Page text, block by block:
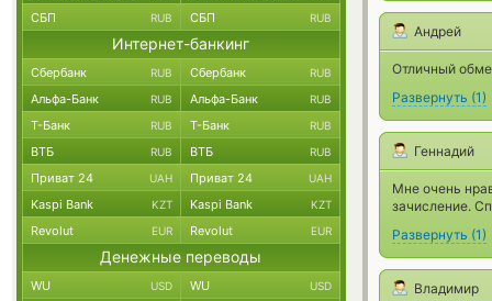
Андрей
Отличный
Развернуть (1)
Геннадий
Мне очень
зачисление.
Развернуть (1)
Владимир
СБП RUB СБП RUB
Интернет-банкинг
Сбербанк RUB Сбербанк RUB
Альфа-Банк RUB Альфа-Банк RUB
Т-Банк RUB Т-Банк RUB
ВТБ RUB ВТБ RUB
Приват 24 UAH Приват 24 UAH
Kaspi Bank KZT Kaspi Bank KZT
Revolut EUR Revolut EUR
Денежные переводы
WU USD WU USD